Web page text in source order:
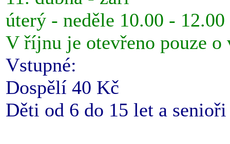
úterý - neděle 10.00 -
V říjnu je otevřeno pouze o
Vstupné:
Dospělí 40 Kč
Děti od 6 do 15 let a